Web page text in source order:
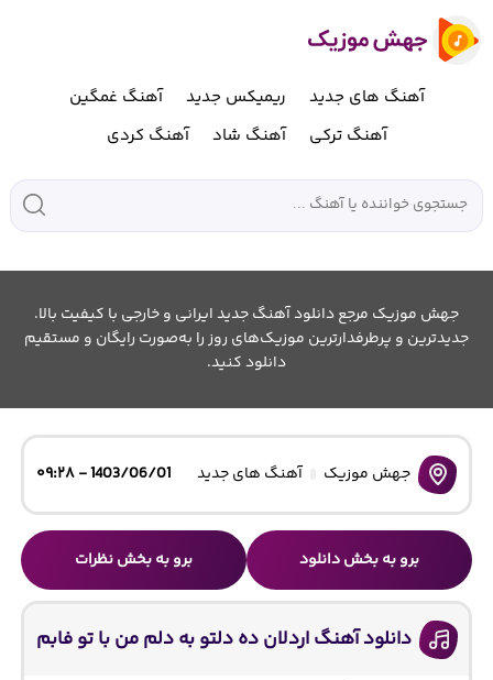
آهنگ های جدید ریمیکس جدید
آهنگ غمگین
آهنگ ترکی
آهنگ شاد آهنگ کردی
جهش موزیک مرجع دانلود آهنگ جدید ایرانی و خارجی با کیفیت بالا.
جدیدترین و پرطرفدارترین موزیک‌های روز را به‌صورت رایگان و مستقیم
دانلود کنید.
جهش موزیک آهنگ های جدید 1403/06/01 - ۰۹:۲۸
برو به بخش دانلود برو به بخش نظرات
دانلود آهنگ اردلان ده دلتو به دلم من با تو فابم